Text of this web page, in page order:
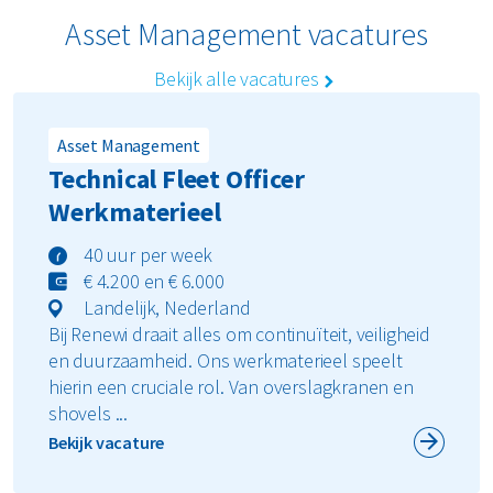
Asset Management vacatures
Bekijk alle vacatures
Asset Management
Technical Fleet Officer
Werkmaterieel
40 uur per week
€ 4.200 en € 6.000
Landelijk, Nederland
Bij Renewi draait alles om continuïteit, veiligheid
en duurzaamheid. Ons werkmaterieel speelt
hierin een cruciale rol. Van overslagkranen en
shovels ...
Bekijk vacature